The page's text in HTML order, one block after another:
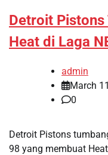
Detroit
Heat di Laga
admin
March
0
Detroit Pistons
98 yang membuat